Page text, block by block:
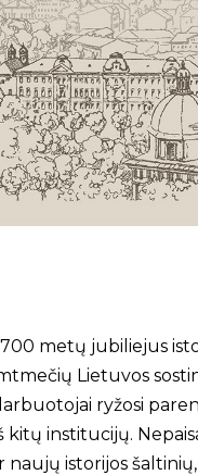
metų jubiliejus
Lietuvos
ryžosi
kitų institucijų.
naujų istorijos